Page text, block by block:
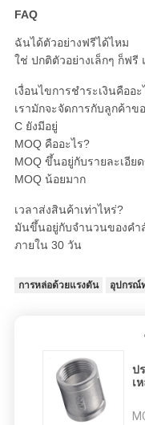
FAQ
ฉันได้ตัวอย่างฟรีได้ไหม
ใช่ ปกติตัวอย่างเล็กๆ ก็ฟ
เงื่อนไขการชําระเงินคืออะ
เรามักจะจัดการกับลูกค้าข
C ยังมีอยู่
MOQ คืออะไร?
MOQ ขึ้นอยู่กับรายละเอีย
MOQ น้อยมาก
เวลาส่งสินค้าเท่าไหร่?
มันขึ้นอยู่กับจํานวนของคํา
ภายใน 30 วัน
การหล่อด้วยแรงดัน อุปกรณ์
ป
เ